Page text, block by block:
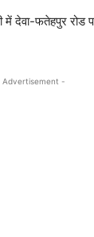
में देवा-फतेहपुर
-